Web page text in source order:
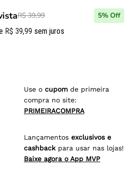
R$ 39,99 5% Off
R$ 39,99 sem juros
Use o cupom de primeira
compra no site:
PRIMEIRACOMPRA
Lançamentos exclusivos e
cashback para usar nas lojas!
Baixe agora o App MVP